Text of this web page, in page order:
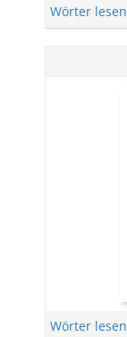
Wörter lesen
Wörter lesen